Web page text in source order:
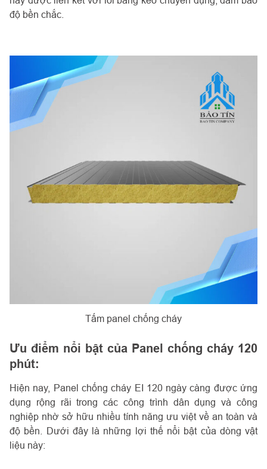
độ bền chắc.
Tấm panel chống cháy
Ưu điểm nổi bật của Panel chống cháy 120
phút:
Hiện nay, Panel chống cháy EI 120 ngày càng được ứng
dụng rộng rãi trong các công trình dân dụng và công
nghiệp nhờ sở hữu nhiều tính năng ưu việt về an toàn và
độ bền. Dưới đây là những lợi thế nổi bật của dòng vật
liệu này: